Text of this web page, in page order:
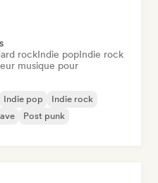
rockIndie popIndie rock
musique pour
Indie pop
Indie rock
Post punk